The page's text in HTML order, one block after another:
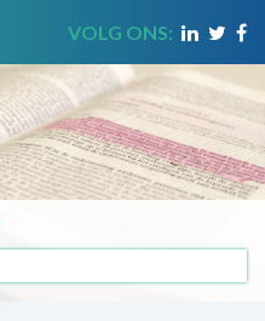
VOLG ONS: